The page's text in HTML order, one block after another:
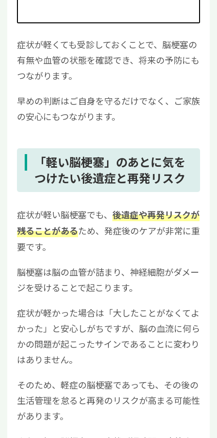
症状が軽くても受診しておくことで、脳梗塞の
有無や血管の状態を確認でき、将来の予防にも
つながります。
早めの判断はご自身を守るだけでなく、ご家族
の安心にもつながります。
「軽い脳梗塞」のあとに気を
つけたい後遺症と再発リスク
症状が軽い脳梗塞でも、 後遺症や再発リスクが
残ることがあるため、発症後のケアが非常に重
要です。
脳梗塞は脳の血管が詰まり、神経細胞がダメー
ジを受けることで起こります。
症状が軽かった場合は「大したことがなくてよ
かった」と安心しがちですが、脳の血流に何ら
かの問題が起こったサインであることに変わり
はありません。
そのため、軽症の脳梗塞であっても、その後の
生活管理を怠ると再発のリスクが高まる可能性
があります。